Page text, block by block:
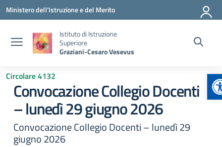
Vai ai contenuti
Vai al menu di navigazione
Vai al footer
Ministero dell'Istruzione e del Merito
Istituto di Istruzione
Superiore
Graziani-Cesaro Vesevus
Circolare 4132
Convocazione Collegio Docenti
– lunedì 29 giugno 2026
Convocazione Collegio Docenti – lunedì 29
giugno 2026